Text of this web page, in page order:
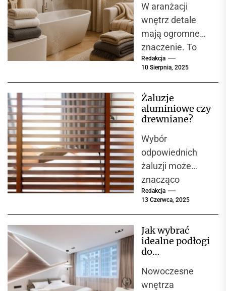
jak i w
mieszkaniach,
apartamentach...
domowe
VOSSEN i
tekstylia IBENA
jako synonim
komfortu i
jakości
W aranżacji
wnętrz detale
mają ogromne
znaczenie. To
właśnie one
nadają
charakter i
sprawiają, że
niej...
Redakcja
10 Sierpnia, 2025
Żaluzje
aluminiowe czy
drewniane?
Wybór
odpowiednich
żaluzji może
znacząco
wpłynąć na
wygląd wnętrza
użytkowania.
Decyzja między
aluminiowymi a
drewnianymi jest
Redakcja
13 Czerwca, 2025
Jak wybrać
idealne podłogi
do
wnętrza?
Przegląd
Nowoczesne
wnętrza